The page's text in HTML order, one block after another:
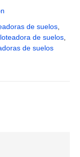
de suelos
de suelos
de suelos